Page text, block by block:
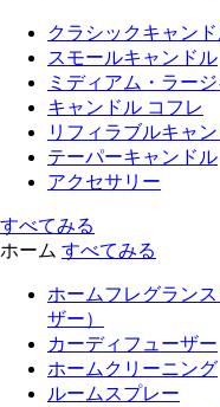
クラシックキャン
スモールキャンドル
ミディアム・ラー
キャンドル コフレ
リフィラブルキャ
テーパーキャンドル
アクセサリー
すべてみる
ホーム すべてみる
ホームフレグラン
ザー）
カーディフューザー
ホームクリーニング
ルームスプレー